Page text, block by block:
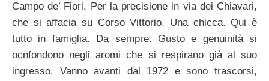
Campo de’ Fiori. Per la precisione in via dei Chiavari,
che si affacia su Corso Vittorio. Una chicca. Qui è
tutto in famiglia. Da sempre. Gusto e genuinità si
ocnfondono negli aromi che si respirano già al suo
ingresso. Vanno avanti dal 1972 e sono trascorsi,